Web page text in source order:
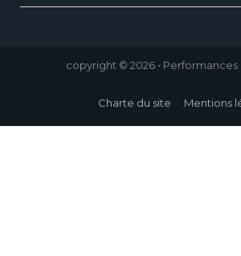
copyright © 2026 •
Charte du site Mentions